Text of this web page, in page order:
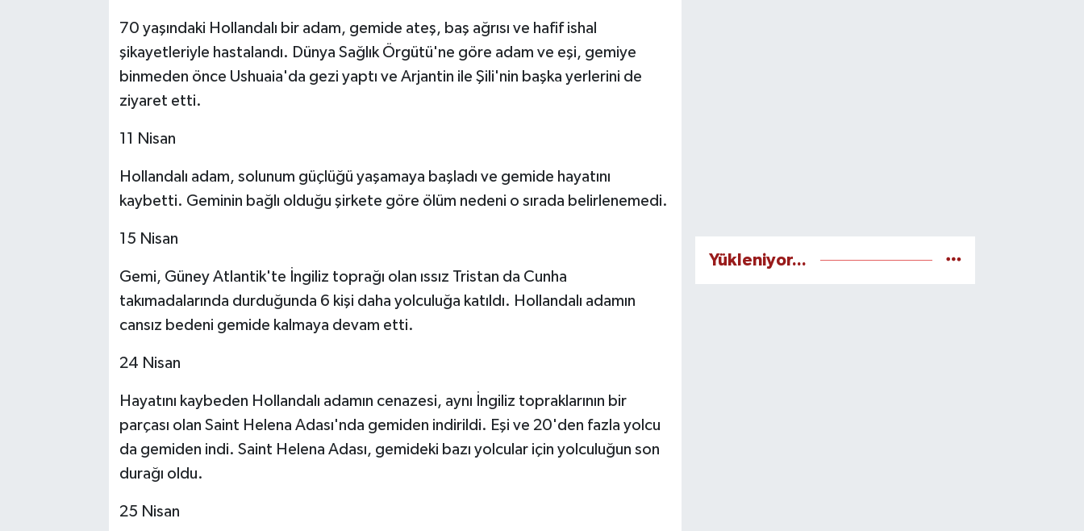
70 yaşındaki Hollandalı bir adam, gemide ateş, baş ağrısı ve hafif ishal
şikayetleriyle hastalandı. Dünya Sağlık Örgütü'ne göre adam ve eşi, gemiye
binmeden önce Ushuaia'da gezi yaptı ve Arjantin ile Şili'nin başka yerlerini de
ziyaret etti.
11 Nisan
Hollandalı adam, solunum güçlüğü yaşamaya başladı ve gemide hayatını
kaybetti. Geminin bağlı olduğu şirkete göre ölüm nedeni o sırada belirlenemedi.
15 Nisan
Gemi, Güney Atlantik'te İngiliz toprağı olan ıssız Tristan da Cunha
takımadalarında durduğunda 6 kişi daha yolculuğa katıldı. Hollandalı adamın
cansız bedeni gemide kalmaya devam etti.
24 Nisan
Hayatını kaybeden Hollandalı adamın cenazesi, aynı İngiliz topraklarının bir
parçası olan Saint Helena Adası'nda gemiden indirildi. Eşi ve 20'den fazla yolcu
da gemiden indi. Saint Helena Adası, gemideki bazı yolcular için yolculuğun son
durağı oldu.
25 Nisan
Yükleniyor...